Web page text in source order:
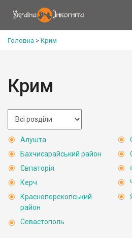
Головна > Крим
Крим
Алушта
Бахчисарайський район
Євпаторія
Керч
Красноперекопський
район
Севастополь